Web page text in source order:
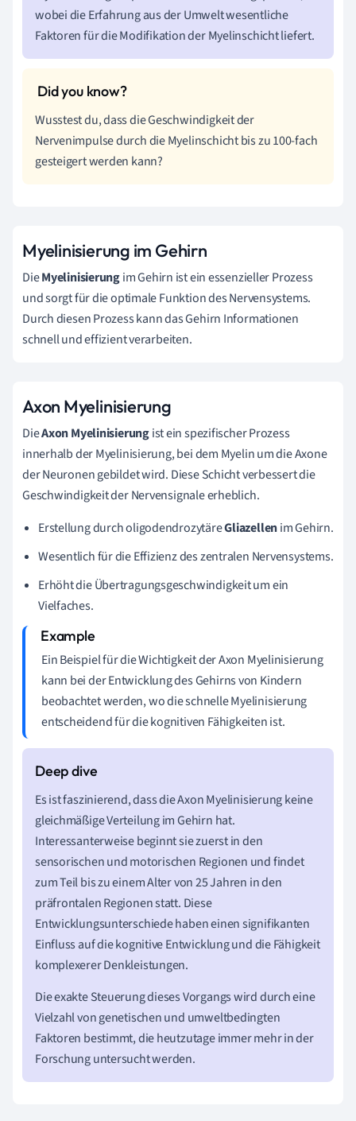
wobei die Erfahrung aus der Umwelt wesentliche
Faktoren für die Modifikation der Myelinschicht liefert.
Wusstest du, dass die Geschwindigkeit der
Nervenimpulse durch die Myelinschicht bis zu 100-fach
gesteigert werden kann?
Myelinisierung im Gehirn
DieMyelinisierungim Gehirn ist ein essenzieller Prozess
und sorgt für die optimale Funktion des Nervensystems.
Durch diesen Prozess kann das Gehirn Informationen
schnell und effizient verarbeiten.
Axon Myelinisierung
DieAxon Myelinisierungist ein spezifischer Prozess
innerhalb der Myelinisierung, bei dem Myelin um die Axone
der Neuronen gebildet wird. Diese Schicht verbessert die
Geschwindigkeit der Nervensignale erheblich.
Erstellung durch oligodendrozytäreGliazellenim Gehirn.
Wesentlich für die Effizienz des zentralen Nervensystems.
Erhöht die Übertragungsgeschwindigkeit um ein
Vielfaches.
Ein Beispiel für die Wichtigkeit der Axon Myelinisierung
kann bei der Entwicklung des Gehirns von Kindern
beobachtet werden, wo die schnelle Myelinisierung
entscheidend für die kognitiven Fähigkeiten ist.
Es ist faszinierend, dass die Axon Myelinisierung keine
gleichmäßige Verteilung im Gehirn hat.
Interessanterweise beginnt sie zuerst in den
sensorischen und motorischen Regionen und findet
zum Teil bis zu einem Alter von 25 Jahren in den
präfrontalen Regionen statt. Diese
Entwicklungsunterschiede haben einen signifikanten
Einfluss auf die kognitive Entwicklung und die Fähigkeit
komplexerer Denkleistungen.
Die exakte Steuerung dieses Vorgangs wird durch eine
Vielzahl von genetischen und umweltbedingten
Faktoren bestimmt, die heutzutage immer mehr in der
Forschung untersucht werden.